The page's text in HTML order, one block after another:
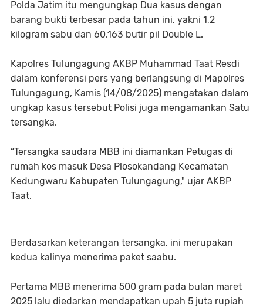
Polda Jatim itu mengungkap Dua kasus dengan
barang bukti terbesar pada tahun ini, yakni 1,2
kilogram sabu dan 60.163 butir pil Double L.
Kapolres Tulungagung AKBP Muhammad Taat Resdi
dalam konferensi pers yang berlangsung di Mapolres
Tulungagung, Kamis (14/08/2025) mengatakan dalam
ungkap kasus tersebut Polisi juga mengamankan Satu
tersangka.
“Tersangka saudara MBB ini diamankan Petugas di
rumah kos masuk Desa Plosokandang Kecamatan
Kedungwaru Kabupaten Tulungagung," ujar AKBP
Taat.
Berdasarkan keterangan tersangka, ini merupakan
kedua kalinya menerima paket saabu.
Pertama MBB menerima 500 gram pada bulan maret
2025 lalu diedarkan mendapatkan upah 5 juta rupiah